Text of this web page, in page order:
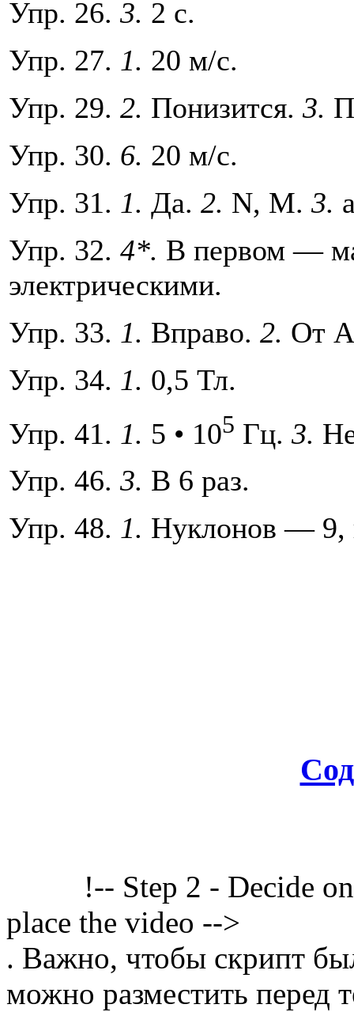
Упр. 26. 3. 2 с.
Упр. 27. 1. 20 м/с.
Упр. 29. 2. Понизится. 3.
Упр. 30. 6. 20 м/с.
Упр. 31. 1. Да. 2. N, М. 3.
Упр. 32. 4*. В первом —
электрическими.
Упр. 33. 1. Вправо. 2. От
Упр. 34. 1. 0,5 Тл.
Упр. 41. 1. 5 • 105 Гц. 3.
Упр. 46. 3. В 6 раз.
Упр. 48. 1. Нуклонов — 9,
!-- Step 2 - Decide
place the video -->
. Важно, чтобы скрипт
можно разместить перед